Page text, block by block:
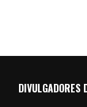
DIVULGADORES